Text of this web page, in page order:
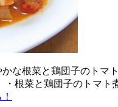
な根菜と鶏団子のトマ
・根菜と鶏団子のトマ